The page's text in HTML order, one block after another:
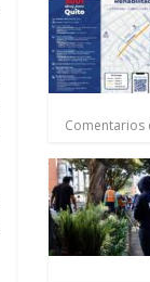
Comentarios